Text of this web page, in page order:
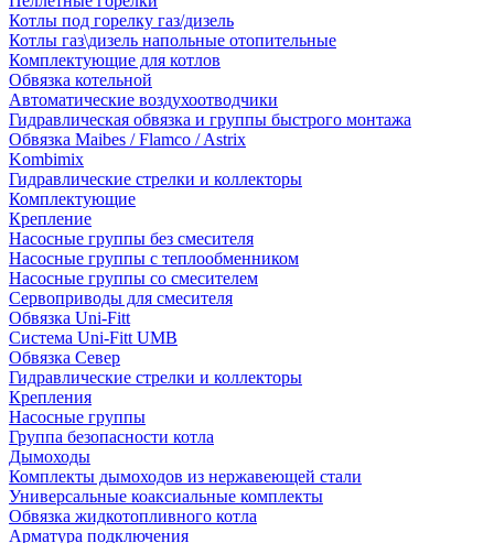
Котлы под горелку газ/дизель
Котлы газ\дизель напольные отопительные
Комплектующие для котлов
Обвязка котельной
Автоматические воздухоотводчики
Гидравлическая обвязка и группы быстрого монтажа
Обвязка Maibes / Flamco / Astrix
Kombimix
Гидравлические стрелки и коллекторы
Комплектующие
Крепление
Насосные группы без смесителя
Насосные группы с теплообменником
Насосные группы со смесителем
Сервоприводы для смесителя
Обвязка Uni-Fitt
Система Uni-Fitt UMB
Обвязка Север
Гидравлические стрелки и коллекторы
Крепления
Насосные группы
Группа безопасности котла
Дымоходы
Комплекты дымоходов из нержавеющей стали
Универсальные коаксиальные комплекты
Обвязка жидкотопливного котла
Арматура подключения